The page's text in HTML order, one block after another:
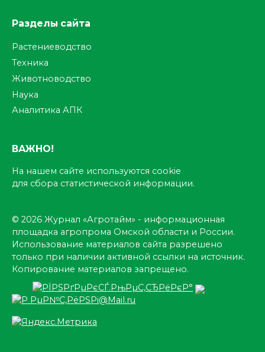
Разделы сайта
Растениеводство
Техника
Животноводство
Наука
Аналитика АПК
ВАЖНО!
На нашем сайте используются cookie
для сбора статистической информации.
© 2026 Журнал «Агротайм» - информационная
площадка агропрома Омской области и России.
Использование материалов сайта разрешено
только при наличии активной ссылки на источник.
Копирование материалов запрещено.